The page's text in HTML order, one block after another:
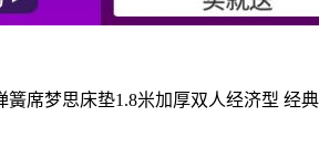
簧席梦思床垫1.8米加厚双人经济型 经